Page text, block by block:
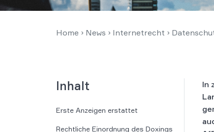
Home › News › Internetrecht ›
Inhalt
Erste Anzeigen erstattet
Rechtliche Einordnung des Doxings
In